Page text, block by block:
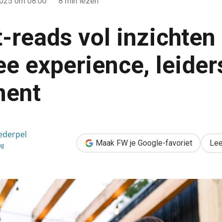
over employee experience, leiderschap & recruitment
reads vol inzichten
experience,
Maak FW je Google-favoriet